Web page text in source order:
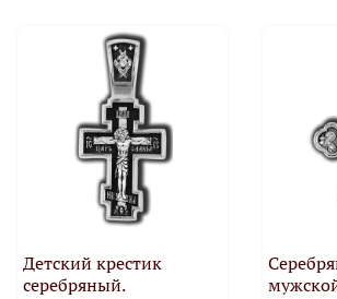
Детский крестик
серебряный.